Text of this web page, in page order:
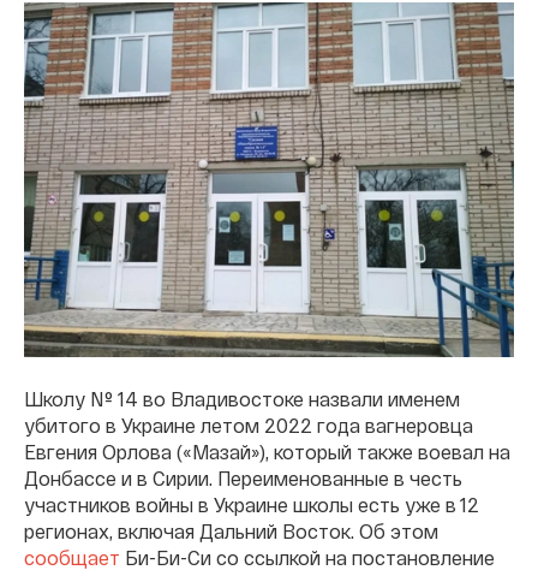
Школу № 14 во Владивостоке назвали именем
убитого в Украине летом 2022 года вагнеровца
Евгения Орлова («Мазай»), который также воевал на
Донбассе и в Сирии. Переименованные в честь
участников войны в Украине школы есть уже в 12
регионах, включая Дальний Восток. Об этом
сообщает Би-Би-Си со ссылкой на постановление